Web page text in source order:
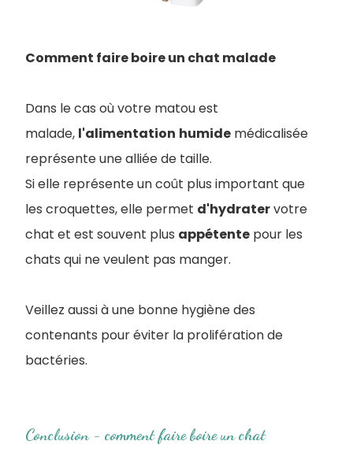
Comment faire boire un chat malade
Dans le cas où votre matou est
malade, l'alimentation humide médicalisée
représente une alliée de taille.
Si elle représente un coût plus important que
les croquettes, elle permet d'hydratervotre
chat et est souvent plus appétente pour les
chats qui ne veulent pas manger.
Veillez aussi à une bonne hygiène des
contenants pour éviter la prolifération de
bactéries.
Conclusion - comment faire boire un chat